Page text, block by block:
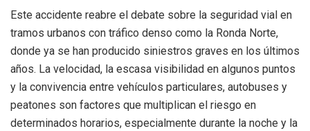
Este accidente reabre el debate sobre la seguridad vial en
tramos urbanos con tráfico denso como la Ronda Norte,
donde ya se han producido siniestros graves en los últimos
años. La velocidad, la escasa visibilidad en algunos puntos
y la convivencia entre vehículos particulares, autobuses y
peatones son factores que multiplican el riesgo en
determinados horarios, especialmente durante la noche y la